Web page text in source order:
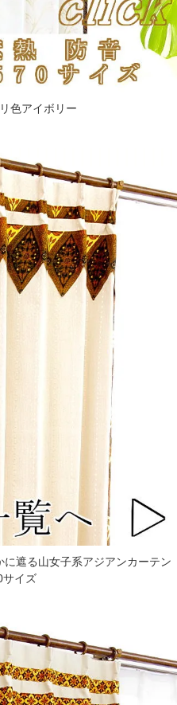
色アイボリー
遮る山女子系アジアンカーテン
サイズ